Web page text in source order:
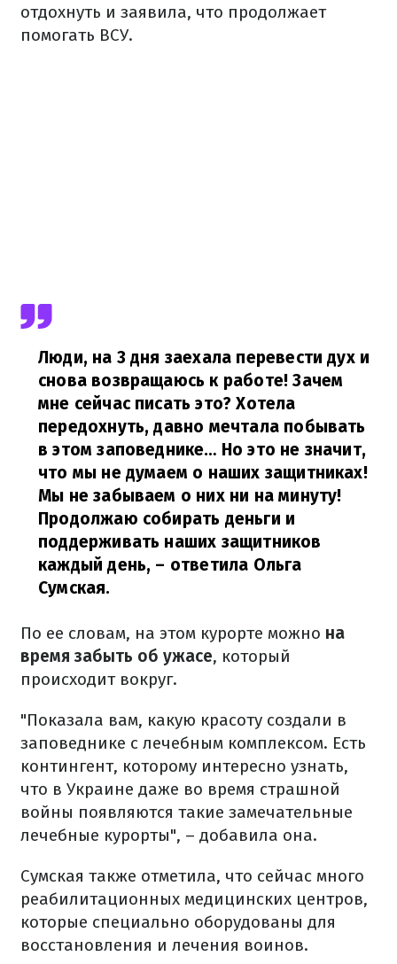
отдохнуть и заявила, что продолжает
помогать ВСУ.
Люди, на 3 дня заехала перевести дух и
снова возвращаюсь к работе! Зачем
мне сейчас писать это? Хотела
передохнуть, давно мечтала побывать
в этом заповеднике… Но это не значит,
что мы не думаем о наших защитниках!
Мы не забываем о них ни на минуту!
Продолжаю собирать деньги и
поддерживать наших защитников
каждый день, – ответила Ольга
Сумская.
По ее словам, на этом курорте можно на
время забыть об ужасе, который
происходит вокруг.
"Показала вам, какую красоту создали в
заповеднике с лечебным комплексом. Есть
контингент, которому интересно узнать,
что в Украине даже во время страшной
войны появляются такие замечательные
лечебные курорты", – добавила она.
Сумская также отметила, что сейчас много
реабилитационных медицинских центров,
которые специально оборудованы для
восстановления и лечения воинов.